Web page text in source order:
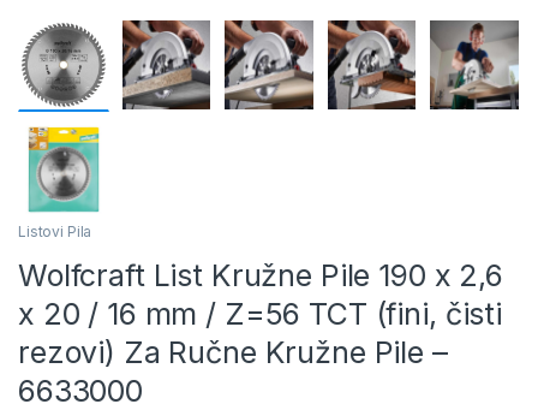
Listovi Pila
Wolfcraft List Kružne Pile 190 x 2,6
x 20 / 16 mm / Z=56 TCT (fini, čisti
rezovi) Za Ručne Kružne Pile –
6633000